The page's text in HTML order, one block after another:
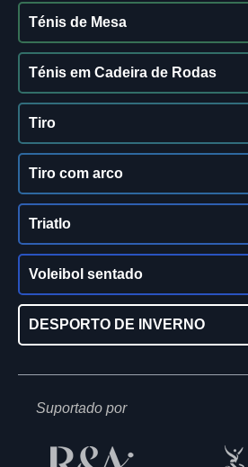
Ténis de Mesa
Ténis em Cadeira de Rodas
Tiro
Tiro com arco
Triatlo
Voleibol sentado
DESPORTO DE INVERNO
Suportado por